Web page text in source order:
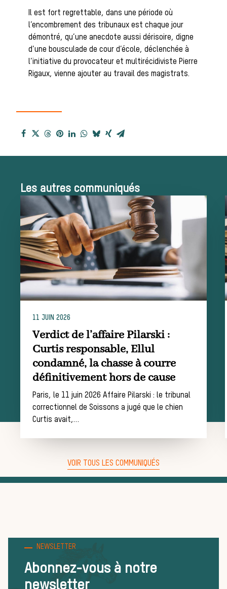
courre
Patrimoine
Équipages
chasse
Les missions de la Société de Vènerie
Assister à une chasse à courre
Déroulement
d’une journée
de chasse
Trouver un
équipage
bonnes
Il est fort regrettable, dans une période où
l’encombrement des tribunaux est chaque jour
démontré, qu’une anecdote aussi dérisoire, digne
d’une bousculade de cour d’école, déclenchée à
l’initiative du provocateur et multirécidiviste Pierre
Rigaux, vienne ajouter au travail des magistrats.
Les autres communiqués
11 JUIN 2026
Verdict de l’affaire Pilarski :
Curtis responsable, Ellul
condamné, la chasse à courre
définitivement hors de cause
Paris, le 11 juin 2026 Affaire Pilarski : le tribunal
correctionnel de Soissons a jugé que le chien
Curtis avait,…
VOIR TOUS LES COMMUNIQUÉS
NEWSLETTER
Abonnez-vous à notre
newsletter